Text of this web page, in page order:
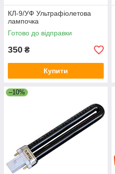
КЛ-9/УФ Ультрафіолетова
лампочка
Готово до відправки
350 ₴
Купити
–10%